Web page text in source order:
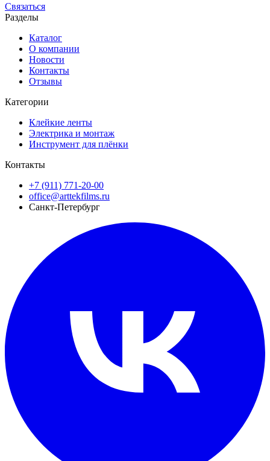
Связаться
Разделы
Каталог
О компании
Новости
Контакты
Отзывы
Категории
Клейкие ленты
Электрика и монтаж
Инструмент для плёнки
Контакты
+7 (911) 771-20-00
office@arttekfilms.ru
Санкт-Петербург